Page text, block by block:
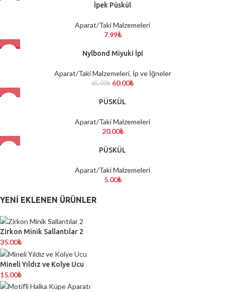
İpek Püskül
Aparat/Taki Malzemeleri
7.99₺
Nylbond Miyuki İpi
Aparat/Taki Malzemeleri, İp ve İğneler
65.00₺ 60.00₺
PÜSKÜL
Aparat/Taki Malzemeleri
20.00₺
PÜSKÜL
Aparat/Taki Malzemeleri
5.00₺
YENI EKLENEN ÜRÜNLER
Zirkon Minik Sallantılar 2
35.00₺
Mineli Yıldız ve Kolye Ucu
15.00₺